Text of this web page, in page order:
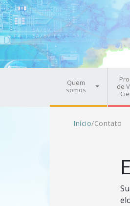
Pular para o conteúdo principal
Quem
somos
de
Trilha de
Início/Contato